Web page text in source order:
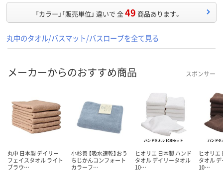
「カラー」「販売単位」 違いで 全49 商品あります。
丸中のタオル/バスマット/バスローブを全て見る
メーカーからのおすすめ商品 スポンサー
丸中 日本製 デイリー
フェイスタオル ライト
ブラウ…
小杉善 【吸水速乾】おう
ちじかんコンフォート
カラーフ…
ヒオリエ 日本製 ハンド
タオル デイリータオル
10…
ヒオリエ
タオル
10…